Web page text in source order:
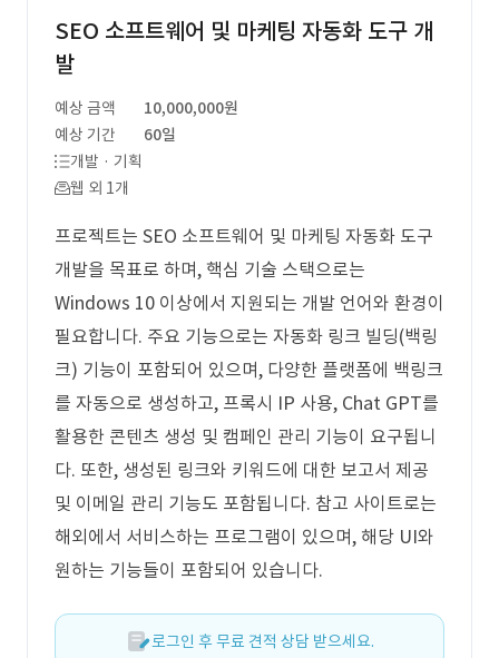
SEO 소프트웨어 및 마케팅 자동화 도구 개
발
예상 금액
10,000,000원
예상 기간
60일
개발 · 기획
웹 외 1개
프로젝트는 SEO 소프트웨어 및 마케팅 자동화 도구
개발을 목표로 하며, 핵심 기술 스택으로는
Windows 10 이상에서 지원되는 개발 언어와 환경이
필요합니다. 주요 기능으로는 자동화 링크 빌딩(백링
크) 기능이 포함되어 있으며, 다양한 플랫폼에 백링크
를 자동으로 생성하고, 프록시 IP 사용, Chat GPT를
활용한 콘텐츠 생성 및 캠페인 관리 기능이 요구됩니
다. 또한, 생성된 링크와 키워드에 대한 보고서 제공
및 이메일 관리 기능도 포함됩니다. 참고 사이트로는
해외에서 서비스하는 프로그램이 있으며, 해당 UI와
원하는 기능들이 포함되어 있습니다.
로그인 후 무료 견적 상담 받으세요.